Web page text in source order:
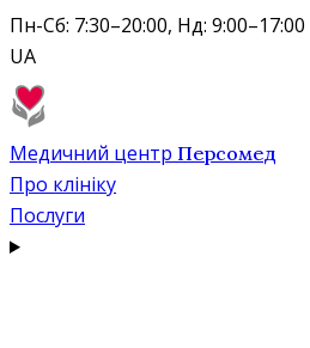
Пн-Сб: 7:30–20:00, Нд: 9:00–17:00
UA
Медичний центр Персомед
Про клініку
Послуги